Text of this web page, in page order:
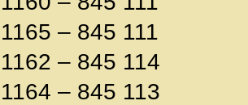
1165 – 845 111
1162 – 845 114
1164 – 845 113